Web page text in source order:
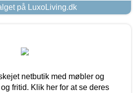
på LuxoLiving.dk
netbutik med møbler og
fritid. Klik her for at se deres